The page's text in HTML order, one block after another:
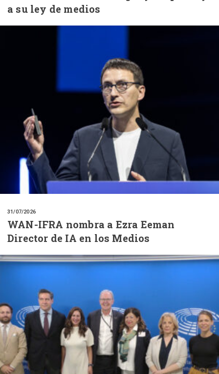
a su ley de medios
31/07/2026
WAN-IFRA nombra a Ezra Eeman
Director de IA en los Medios